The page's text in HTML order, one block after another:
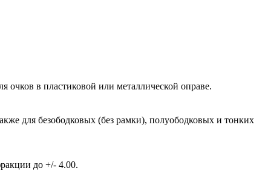
в пластиковой или металлической оправе.
для безободковых (без рамки), полуободковых и тонких
до +/- 4.00.